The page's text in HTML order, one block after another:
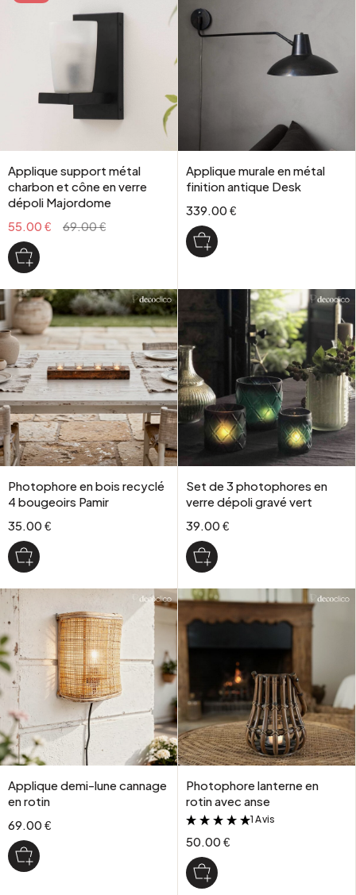
Applique support métal
charbon et cône en verre
dépoli Majordome
55.00 €
69.00 €
Applique murale en métal
finition antique Desk
339.00 €
Photophore en bois recyclé
4 bougeoirs Pamir
35.00 €
Set de 3 photophores en
verre dépoli gravé vert
39.00 €
Applique demi-lune cannage
en rotin
69.00 €
Photophore lanterne en
rotin avec anse
&
1 Avis
50.00 €